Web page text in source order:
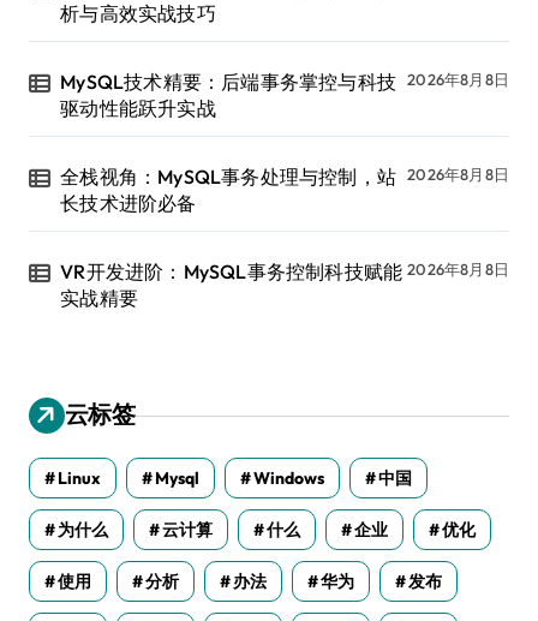
析与高效实战技巧
MySQL技术精要：后端事务掌控与科技
驱动性能跃升实战
2026年8月8日
全栈视角：MySQL事务处理与控制，站
长技术进阶必备
2026年8月8日
VR开发进阶：MySQL事务控制科技赋能
实战精要
2026年8月8日
云标签
Linux Mysql Windows 中国
为什么 云计算 什么 企业 优化
使用 分析 办法 华为 发布